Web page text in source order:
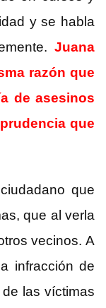
y se habla
Juana
razón que
de asesinos
que
que
que al verla
vecinos. A
infracción de
las víctimas